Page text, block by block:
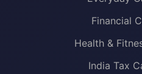
Financial
Health &
India Tax